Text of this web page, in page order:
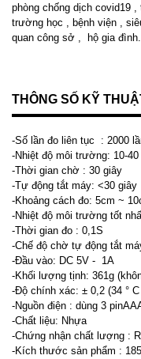
phòng chống dịch covid19
trường học , bệnh viện ,
quan công sở , hộ gia
THÔNG SỐ KỸ
-Số lần đo liên tục : 2000
-Nhiệt độ môi trường: 10-40
-Thời gian chờ : 30 giây
-Tự động tắt máy: <30 giây
-Khoảng cách đo: 5cm ~
-Nhiệt độ môi trường tốt
-Thời gian đo : 0,1S
-Chế độ chờ tự động tắt
-Đầu vào: DC 5V - 1A
-Khối lượng tịnh: 361g
-Độ chính xác: ± 0,2 (34 ° C
-Nguồn điện : dùng 3
-Chất liệu: Nhựa
-Chứng nhận chất lượng :
-Kích thước sản phẩm :